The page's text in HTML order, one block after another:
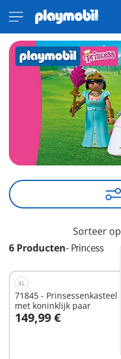
6 Producten- Princess
Sorteer op
XL
71845 - Prinsessenkasteel
met koninklijk paar
149,99 €
In winkelwagen